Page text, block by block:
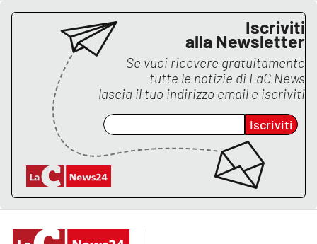
Lactv.it
Laconair.it
Lacitymag.it
Lacapitalenews.it
Cosenzachannel.it
Ilvibonese.it
Iscriviti
alla Newsletter
Se vuoi ricevere gratuitamente
tutte le notizie di LaC News
lascia il tuo indirizzo email e iscriviti
Iscriviti